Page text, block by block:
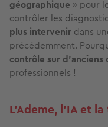
géographique » pour
contrôler les
plus intervenir dans
précédemment.
contrôle sur d’anciens
professionnels !
L’Ademe, l’IA et